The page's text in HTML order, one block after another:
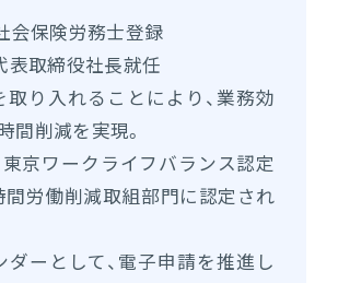
保険労務士登録
取締役社長就任
取り入れることにより、業務効
間削減を実現。
東京ワークライフバランス認定
間労働削減取組部門に認定され
ダーとして、電子申請を推進し